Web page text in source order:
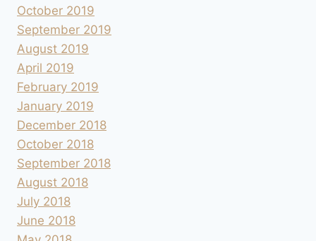
October 2019
September 2019
August 2019
April 2019
February 2019
January 2019
December 2018
October 2018
September 2018
August 2018
July 2018
June 2018